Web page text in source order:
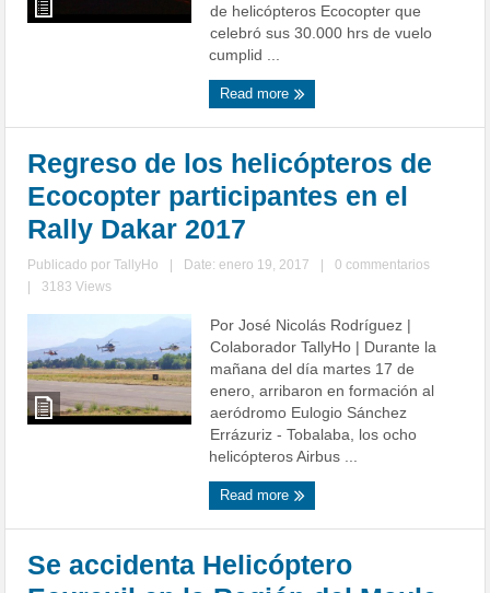
de helicópteros Ecocopter que
celebró sus 30.000 hrs de vuelo
cumplid ...
Read more
Regreso de los helicópteros de
Ecocopter participantes en el
Rally Dakar 2017
Publicado porTallyHo Date: enero 19, 2017
0 commentarios
3183 Views
Por José Nicolás Rodríguez |
Colaborador TallyHo | Durante la
mañana del día martes 17 de
enero, arribaron en formación al
aeródromo Eulogio Sánchez
Errázuriz - Tobalaba, los ocho
helicópteros Airbus ...
Read more
Se accidenta Helicóptero